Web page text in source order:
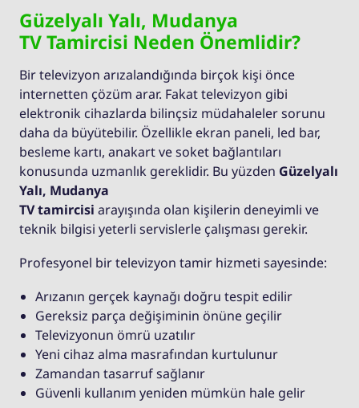
Güzelyalı Yalı, Mudanya
TV Tamircisi Neden Önemlidir?
Bir televizyon arızalandığında birçok kişi önce
internetten çözüm arar. Fakat televizyon gibi
elektronik cihazlarda bilinçsiz müdahaleler sorunu
daha da büyütebilir. Özellikle ekran paneli, led bar,
besleme kartı, anakart ve soket bağlantıları
konusunda uzmanlık gereklidir. Bu yüzden Güzelyalı
Yalı, Mudanya
TV tamircisi arayışında olan kişilerin deneyimli ve
teknik bilgisi yeterli servislerle çalışması gerekir.
Profesyonel bir televizyon tamir hizmeti sayesinde:
Arızanın gerçek kaynağı doğru tespit edilir
Gereksiz parça değişiminin önüne geçilir
Televizyonun ömrü uzatılır
Yeni cihaz alma masrafından kurtulunur
Zamandan tasarruf sağlanır
Güvenli kullanım yeniden mümkün hale gelir